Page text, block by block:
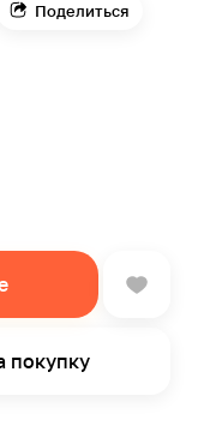
Поделиться
покупку